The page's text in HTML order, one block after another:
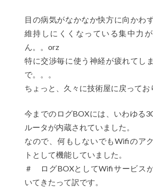
目の病気がなかなか快方に向かわ
維持しにくくなっている集中力
ん。。orz
特に交渉毎に使う神経が疲れてし
で。。。
ちょっと、久々に技術屋に戻ってお
今までのログBOXには、いわゆる
ルータが内蔵されていました。
なので、何もしないでもWifiのア
トとして機能していました。
＃ ログBOXとしてWifiサービス
いてきたって訳です。